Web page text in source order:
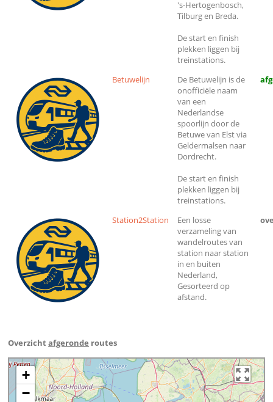
's-Hertogenbosch,
Tilburg en Breda.
De start en finish
plekken liggen bij
treinstations.
Betuwelijn
De Betuwelijn is de
onofficiële naam
van een
Nederlandse
spoorlijn door de
Betuwe van Elst via
Geldermalsen naar
Dordrecht.
De start en finish
plekken liggen bij
treinstations.
Station2Station
Een losse
verzameling van
wandelroutes van
station naar station
in en buiten
Nederland,
Gesorteerd op
afstand.
Overzichtafgeronde routes
+
−